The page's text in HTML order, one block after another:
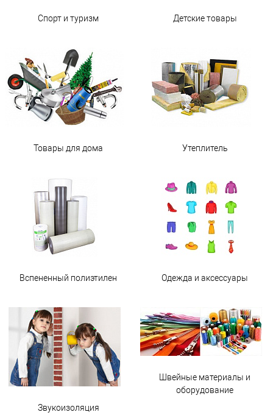
Спорт и туризм Детские товары
Товары для дома Утеплитель
Вспененный полиэтилен Одежда и аксессуары
Звукоизоляция
Швейные материалы и
оборудование